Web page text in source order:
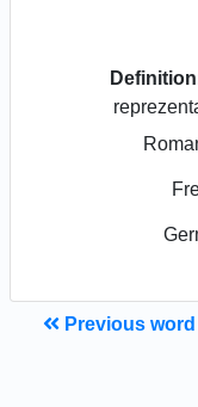
Definition
Previous word